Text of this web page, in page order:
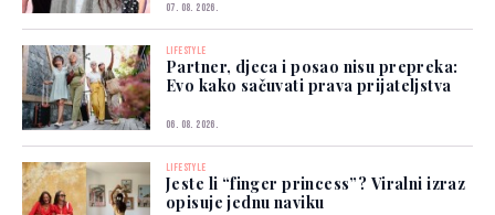
07. 08. 2026.
LIFESTYLE
Partner, djeca i posao nisu prepreka:
Evo kako sačuvati prava prijateljstva
06. 08. 2026.
LIFESTYLE
Jeste li “finger princess”? Viralni izraz
opisuje jednu naviku